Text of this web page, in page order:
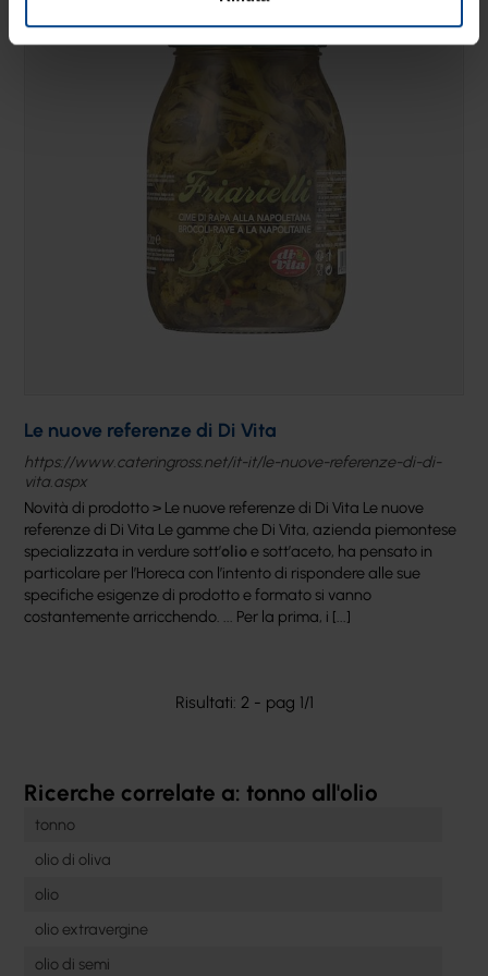
Le nuove referenze di Di Vita
https://www.cateringross.net/it-it/le-nuove-referenze-di-di-
vita.aspx
Novità di prodotto > Le nuove referenze di Di Vita Le nuove
referenze di Di Vita Le gamme che Di Vita, azienda piemontese
specializzata in verdure sott’olioe sott’aceto, ha pensato in
particolare per l’Horeca con l’intento di rispondere alle sue
specifiche esigenze di prodotto e formato si vanno
costantemente arricchendo. ... Per la prima, i [...]
Risultati: 2 - pag 1/1
Ricerche correlate a: tonno all'olio
tonno
olio di oliva
olio
olio extravergine
olio di semi